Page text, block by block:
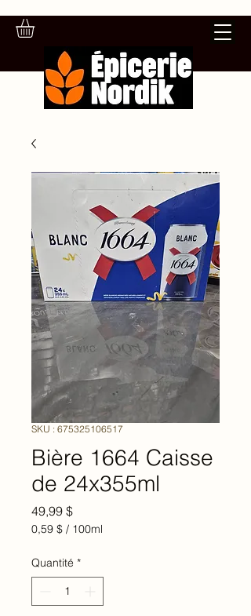
SKU : 675325106517
Bière 1664 Caisse
de 24x355ml
49,99 $Prix
0,59 $ / 100ml
pour
100
Millilitres
Quantité *